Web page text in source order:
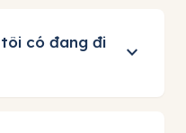
có đang đi
expand_more